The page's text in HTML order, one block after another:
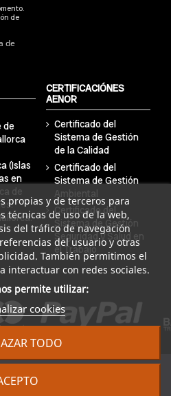
propias y de terceros para
técnicas de uso de la web,
del tráfico de navegación
del usuario y otras
También permitimos el
interactuar con redes sociales.
permite utilizar:
cookies
TODO
de
de
de
(Islas
en
de
CERTIFICACIÓNES
AENOR
Certificado del
Sistema de Gestión
de la Calidad
Certificado del
Sistema de Gestión
Ambiental
Certificado del
Sistema de Gestión
Seguridad y Salud en
el Trabajo
por